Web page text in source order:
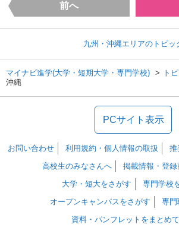
前へ
九州・沖縄エリアのトピ
マイナビ進学(大学・短期大学・専門学校) ト
沖縄
PCサイト表示
お問い合わせ 利用規約・個人情報の取扱 推
高校生のみなさんへ
掲載情報・登
大学・短大をさがす
専門学校
オープンキャンパスをさがす
専門
資料・パンフレットをまとめ